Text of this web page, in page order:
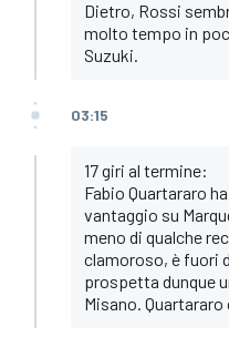
Dietro, Rossi
molto tempo in
Suzuki.
03:15
17 giri al termine:
Fabio Quartararo
vantaggio su
meno di qualche
clamoroso, è fuori
prospetta dunque
Misano.